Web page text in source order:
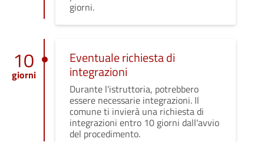
giorni.
10
giorni
Eventuale richiesta di
integrazioni
Durante l'istruttoria, potrebbero
essere necessarie integrazioni. Il
comune ti invierà una richiesta di
integrazioni entro 10 giorni dall'avvio
del procedimento.